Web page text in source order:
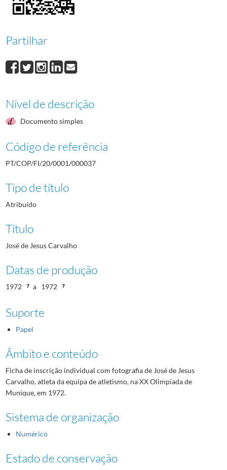
000038Mário Alberto Freire Moniz Pereira
000039Vasco Luís Pereira Esteves Ramires
000041
(...)
Partilhar
Nível de descrição
Documento simples
Código de referência
PT/COP/FI/20/0001/000037
Tipo de título
Atribuído
Título
José de Jesus Carvalho
Datas de produção
1972 a 1972
Suporte
Papel
Âmbito e conteúdo
Ficha de inscrição individual com fotografia de José de Jesus
Carvalho, atleta da equipa de atletismo, na XX Olimpíada de
Munique, em 1972.
Sistema de organização
Numérico
Estado de conservação